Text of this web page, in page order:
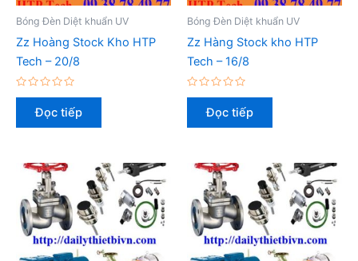
Bóng Đèn Diệt khuẩn UV
Zz Hoàng Stock Kho HTP
Tech – 20/8
Được
xếp
hạngĐọc tiếp
Bóng Đèn Diệt khuẩn UV
Zz Hàng Stock kho HTP
Tech – 16/8
Được
xếp
hạngĐọc tiếp